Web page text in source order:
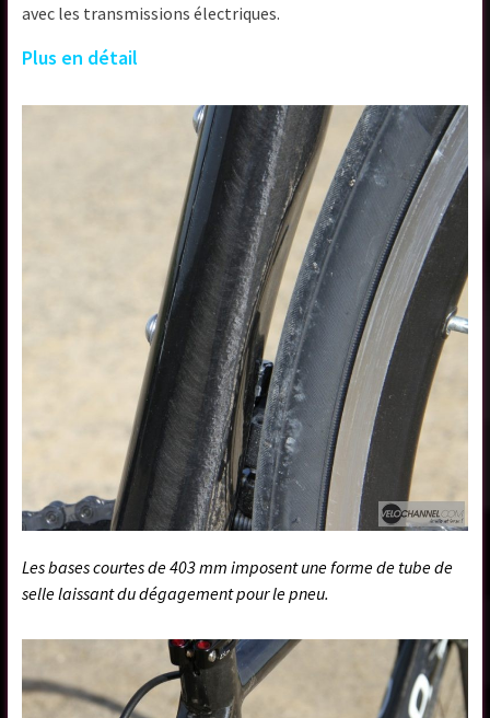
avec les transmissions électriques.
Plus en détail
Les bases courtes de 403 mm imposent une forme de tube de
selle laissant du dégagement pour le pneu.